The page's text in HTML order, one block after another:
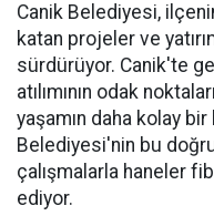
Canik Belediyesi,
katan projeler ve
sürdürüyor. Canik'te
atılımının odak
yaşamın daha kolay
Belediyesi'nin bu
çalışmalarla haneler
ediyor.